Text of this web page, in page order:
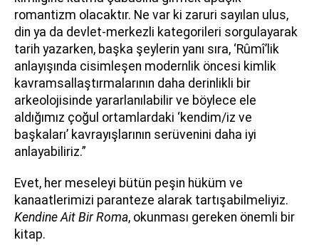
romantizm olacaktır. Ne var ki zaruri sayılan ulus,
din ya da devlet-merkezli kategorileri sorgulayarak
tarih yazarken, başka şeylerin yanı sıra, ‘Rûmî’lik
anlayışında cisimleşen modernlik öncesi kimlik
kavramsallaştırmalarının daha derinlikli bir
arkeolojisinde yararlanılabilir ve böylece ele
aldığımız çoğul ortamlardaki ‘kendim/iz ve
başkaları’ kavrayışlarının serüvenini daha iyi
anlayabiliriz.”
Evet, her meseleyi bütün peşin hüküm ve
kanaatlerimizi paranteze alarak tartışabilmeliyiz.
Kendine Ait Bir Roma, okunması gereken önemli bir
kitap.